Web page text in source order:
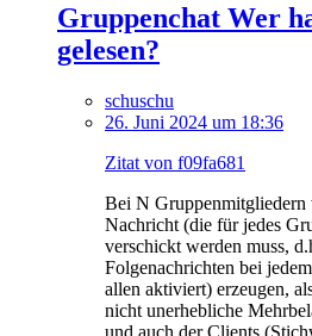
Gruppenchat Wer
gelesen?
schuschu
26. Juni 2024 um 18:36
Zitat von f09fa681
Bei N Gruppenmitgliedern
Nachricht (die für jedes
verschickt werden muss,
Folgenachrichten bei
allen aktiviert) erzeugen,
nicht unerhebliche
und auch der Clients